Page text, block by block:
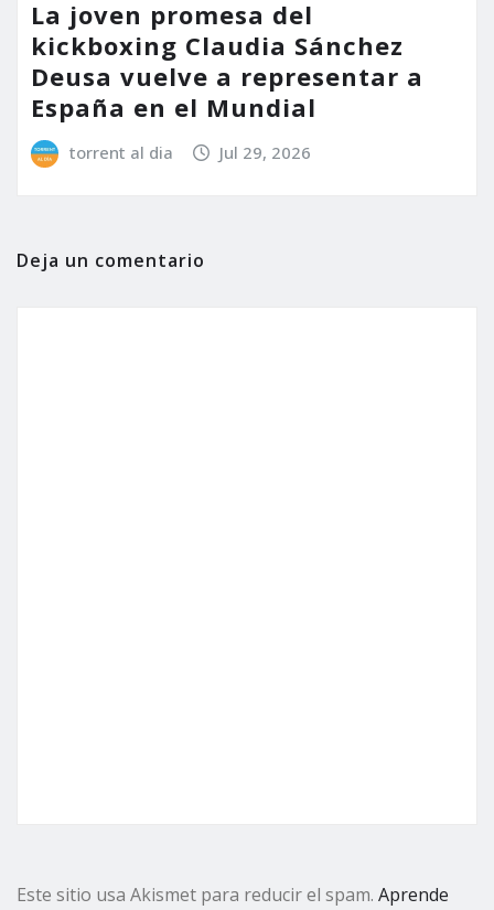
La joven promesa del
kickboxing Claudia Sánchez
Deusa vuelve a representar a
España en el Mundial
torrent al dia Jul 29, 2026
Deja un comentario
Este sitio usa Akismet para reducir el spam. Aprende